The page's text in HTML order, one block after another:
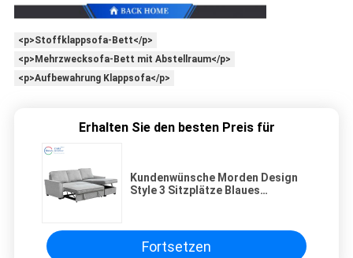
<p>Stoffklappsofa-Bett</p>
<p>Mehrzwecksofa-Bett mit Abstellraum</p>
<p>Aufbewahrung Klappsofa</p>
Erhalten Sie den besten Preis für
Kundenwünsche Morden Design
Style 3 Sitzplätze Blaues
Fortsetzen